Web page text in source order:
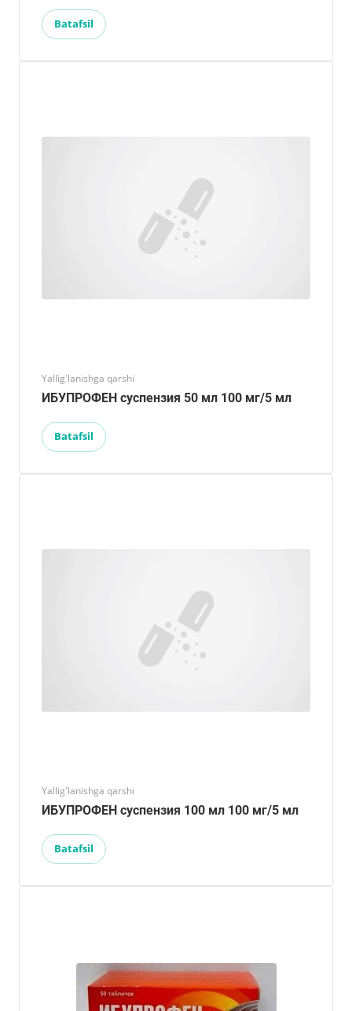
Batafsil
Yallig'lanishga qarshi
ИБУПРОФЕН суспензия 50 мл 100 мг/5 мл
Batafsil
Yallig'lanishga qarshi
ИБУПРОФЕН суспензия 100 мл 100 мг/5 мл
Batafsil